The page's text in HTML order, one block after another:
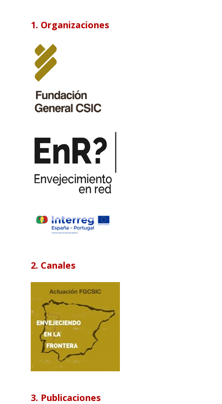
1. Organizaciones
2. Canales
3. Publicaciones